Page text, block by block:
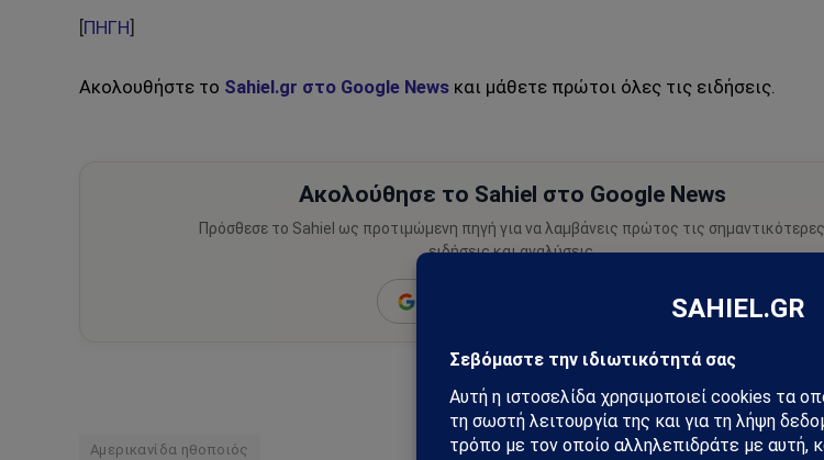
ΠΗΓΗ
Ακολουθήστε το Sahiel.gr στο Google News και μάθετε πρώτοι όλες τις ειδήσεις.
Ακολούθησε το Sahiel στο Google News
Πρόσθεσε το Sahiel ως προτιμώμενη πηγή για να λαμβάνεις πρώτος τις σημαντικότερες
ειδήσεις και αναλύσεις.
Αμερικανίδα ηθοποιός